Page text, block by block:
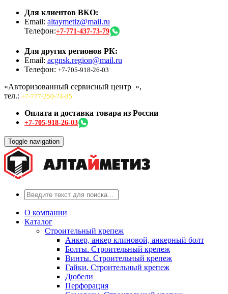
Для клиентов ВКО:
Email: altaymetiz@mail.ru
Телефон:+7-771-437-73-79
Для других регионов РК:
Email: acgnsk.region@mail.ru
Телефон: +7-705-918-26-03
«Авторизованный сервисный центр »,
тел.: +7-777-250-74-85
Оплата и доставка товара из России
+7-705-918-26-03
Toggle navigation
О компании
Каталог
Строительный крепеж
Анкер, анкер клиновой, анкерный болт
Болты. Строительный крепеж
Винты. Строительный крепеж
Гайки. Строительный крепеж
Дюбели
Перфорация